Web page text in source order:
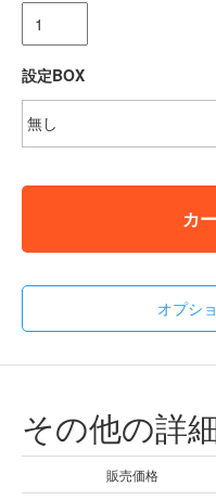
設定BOX
カ
オプシ
その他の詳
販売価格